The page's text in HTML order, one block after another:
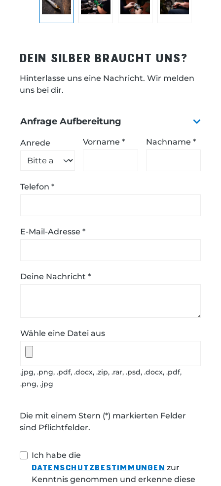
DEIN SILBER BRAUCHT UNS?
Hinterlasse uns eine Nachricht. Wir melden
uns bei dir.
Anfrage Aufbereitung
Anrede Vorname * Nachname *
Telefon *
E-Mail-Adresse *
Deine Nachricht *
Wähle eine Datei aus
.jpg, .png, .pdf, .docx, .zip, .rar, .psd, .docx, .pdf,
.png, .jpg
Die mit einem Stern (*) markierten Felder
sind Pflichtfelder.
Ich habe die
DATENSCHUTZBESTIMMUNGEN zur
Kenntnis genommen und erkenne diese